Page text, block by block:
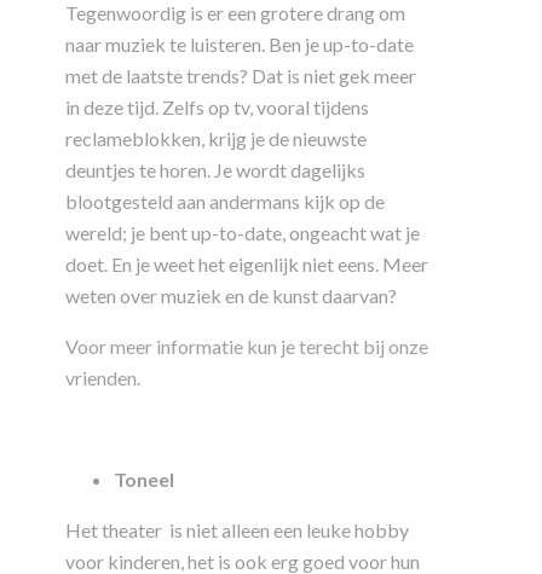
Tegenwoordig is er een grotere drang om
naar muziek te luisteren. Ben je up-to-date
met de laatste trends? Dat is niet gek meer
in deze tijd. Zelfs op tv, vooral tijdens
reclameblokken, krijg je de nieuwste
deuntjes te horen. Je wordt dagelijks
blootgesteld aan andermans kijk op de
wereld; je bent up-to-date, ongeacht wat je
doet. En je weet het eigenlijk niet eens. Meer
weten over muziek en de kunst daarvan?
Voor meer informatie kun je terecht bij onze
vrienden.
Toneel
Het theater is niet alleen een leuke hobby
voor kinderen, het is ook erg goed voor hun